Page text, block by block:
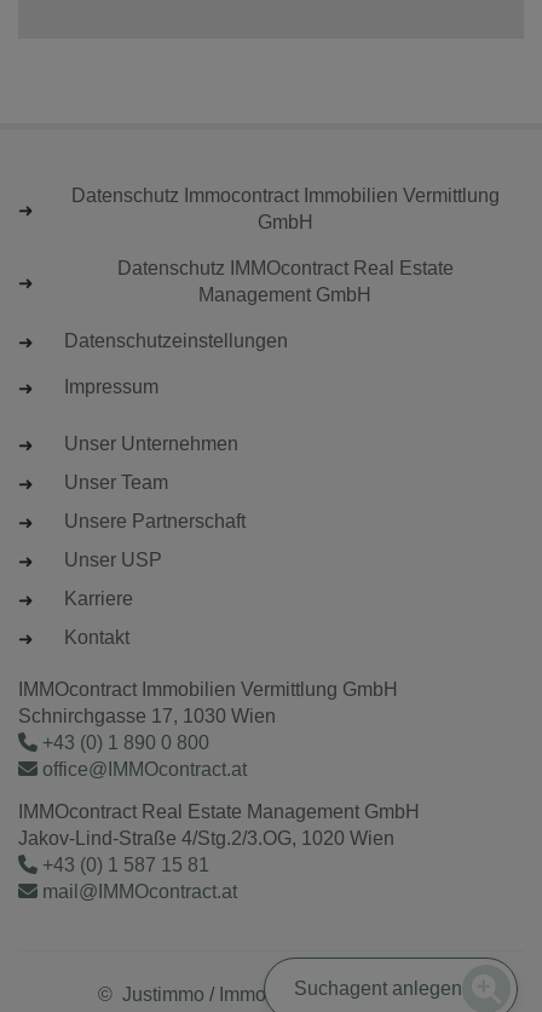
Datenschutz Immocontract Immobilien Vermittlung
GmbH
Datenschutz IMMOcontract Real Estate
Management GmbH
Datenschutzeinstellungen
Impressum
Unser Unternehmen
Unser Team
Unsere Partnerschaft
Unser USP
Karriere
Kontakt
IMMOcontract Immobilien Vermittlung GmbH
Schnirchgasse 17, 1030 Wien
+43 (0) 1 890 0 800
office@IMMOcontract.at
IMMOcontract Real Estate Management GmbH
Jakov-Lind-Straße 4/Stg.2/3.OG, 1020 Wien
+43 (0) 1 587 15 81
mail@IMMOcontract.at
© Justimmo / Immobilienmaklersoftware
Suchagent anlegen